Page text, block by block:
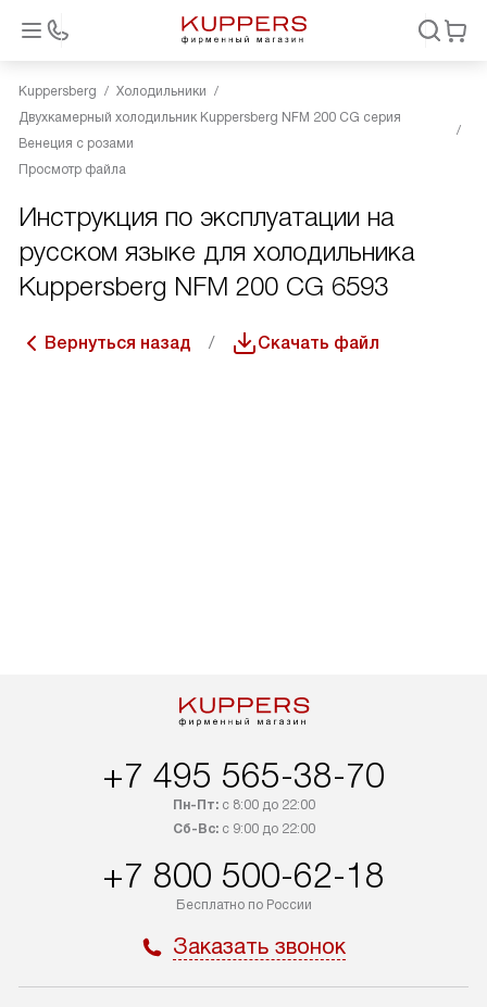
Kuppersberg
Холодильники
Двухкамерный холодильник Kuppersberg NFM 200 CG серия
Венеция с розами
Просмотр файла
Инструкция по эксплуатации на
русском языке для холодильника
Kuppersberg NFM 200 CG 6593
Вернуться назад Скачать файл
+7 495 565-38-70
Пн-Пт:с 8:00 до 22:00
Сб-Вс:с 9:00 до 22:00
+7 800 500-62-18
Бесплатно по России
Заказать звонок